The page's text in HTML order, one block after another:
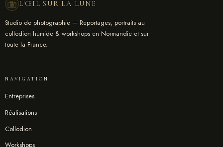
L'ŒIL SUR LA LUNE
Studio de photographie — Reportages, portraits au
collodion humide & workshops en Normandie et sur
toute la France.
NAVIGATION
Entreprises
Réalisations
Collodion
Workshops